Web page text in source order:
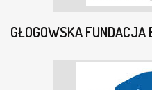
GŁOGOWSKA FUNDACJA